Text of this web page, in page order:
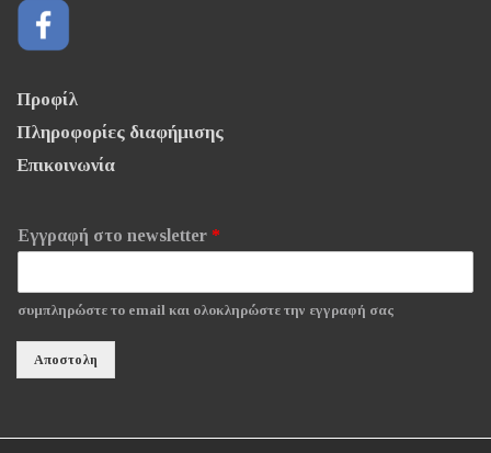
Προφίλ
Πληροφορίες διαφήμισης
Επικοινωνία
Εγγραφή στο newsletter *
συμπληρώστε το email και ολοκληρώστε την εγγραφή σας
Αποστολη